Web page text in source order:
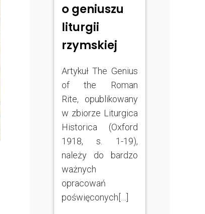
o geniuszu
liturgii
rzymskiej
Artykuł The Genius
of the Roman
Rite, opublikowany
w zbiorze Liturgica
Historica (Oxford
1918, s. 1-19),
należy do bardzo
ważnych
opracowań
poświęconych[…]